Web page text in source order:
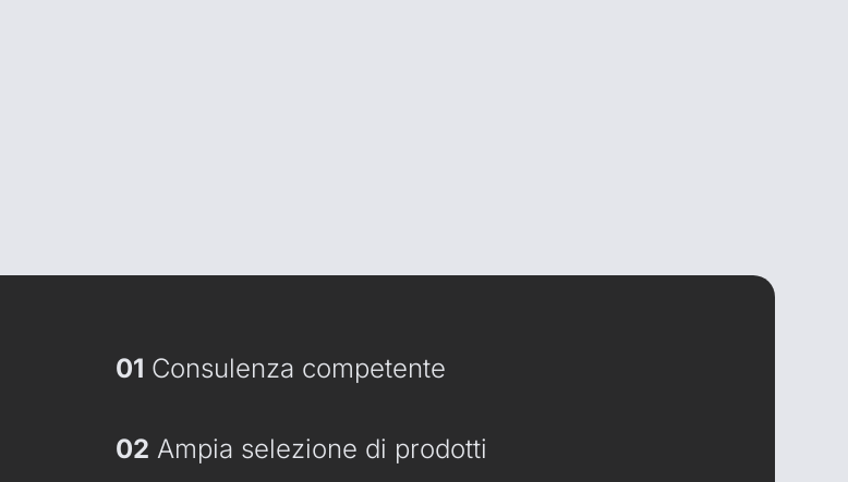
01 Consulenza competente
02 Ampia selezione di prodotti